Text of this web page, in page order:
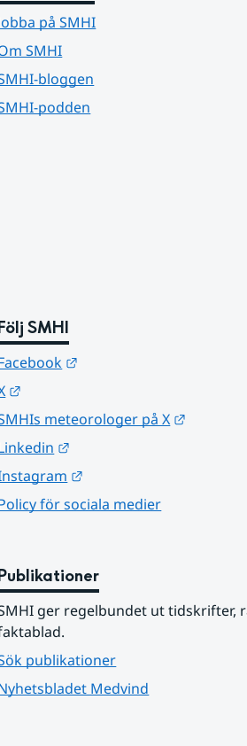
på SMHI
SMHI
bloggen
podden
SMHI
meteorologer på X
för sociala medier
ger regelbundet ut tidskrifter,
publikationer
Medvind